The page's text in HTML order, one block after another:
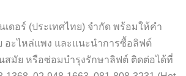
เดอร์ (ประเทศไทย) จำกัด พร้อมให้คำ
อะไหล่แพง และแนะนำการซื้อลิฟต์
สมัย หรือซ่อมบำรุงรักษาลิฟต์ ติดต่อได้ที่